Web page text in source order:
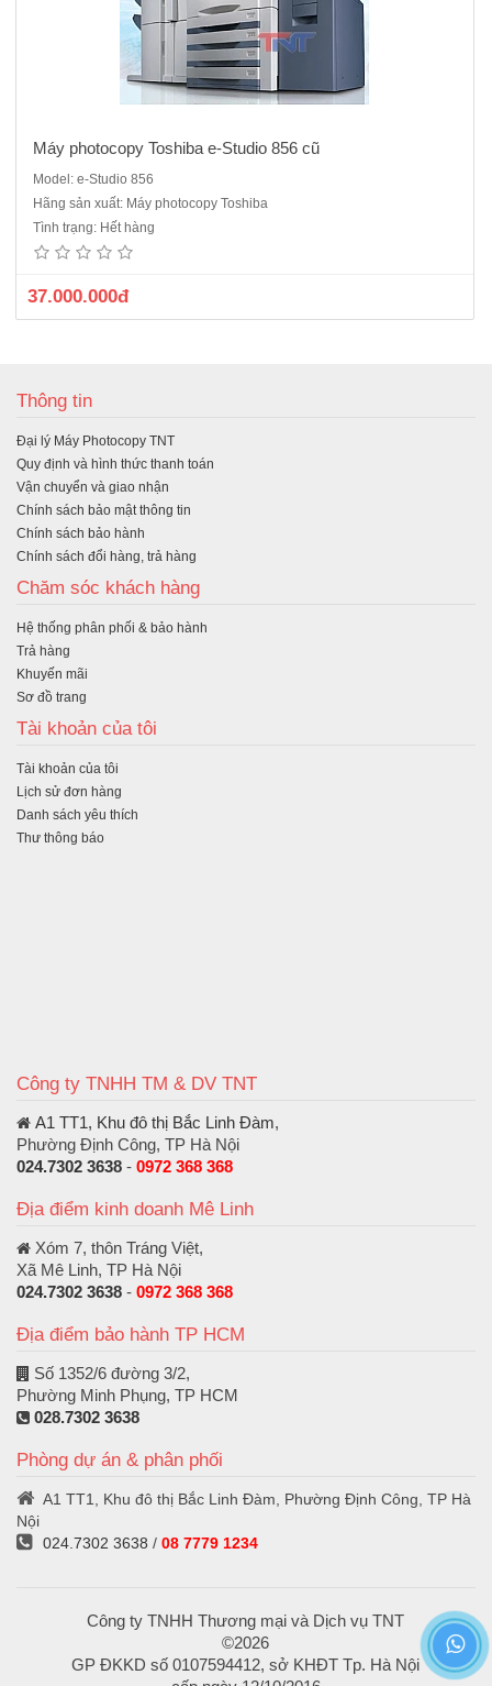
Máy photocopy Toshiba e-Studio 856 cũ
Model: e-Studio 856
Hãng sản xuất: Máy photocopy Toshiba
Tình trạng: Hết hàng
37.000.000đ
Thông tin
Đại lý Máy Photocopy TNT
Quy định và hình thức thanh toán
Vận chuyển và giao nhận
Chính sách bảo mật thông tin
Chính sách bảo hành
Chính sách đổi hàng, trả hàng
Chăm sóc khách hàng
Hệ thống phân phối & bảo hành
Trả hàng
Khuyến mãi
Sơ đồ trang
Tài khoản của tôi
Tài khoản của tôi
Lịch sử đơn hàng
Danh sách yêu thích
Thư thông báo
Công ty TNHH TM & DV TNT
A1 TT1, Khu đô thị Bắc Linh Đàm,
Phường Định Công, TP Hà Nội
024.7302 3638 - 0972 368 368
Địa điểm kinh doanh Mê Linh
Xóm 7, thôn Tráng Việt,
Xã Mê Linh, TP Hà Nội
024.7302 3638 - 0972 368 368
Địa điểm bảo hành TP HCM
Số 1352/6 đường 3/2,
Phường Minh Phụng, TP HCM
028.7302 3638
Phòng dự án & phân phối
A1 TT1, Khu đô thị Bắc Linh Đàm, Phường Định Công, TP Hà
Nội
024.7302 3638 / 08 7779 1234
Công ty TNHH Thương mại và Dịch vụ TNT
©2026
GP ĐKKD số 0107594412, sở KHĐT Tp. Hà Nội